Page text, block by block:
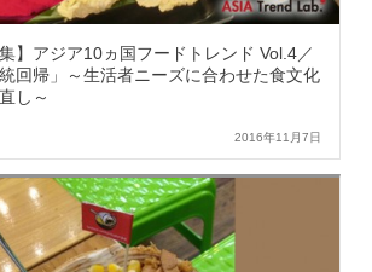
集】アジア10ヵ国フードトレンド Vol.4／
統回帰」～生活者ニーズに合わせた食文化
し～
2016年11月7日